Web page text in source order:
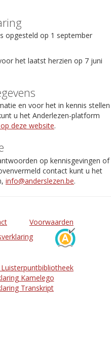
opgesteld op 1 september
het laatst herzien op 7 juni
en voor het in kennis stellen
u het Anderlezen-platform
deze website.
op kennisgevingen of
contact kunt u het
info@anderslezen.be.
Voorwaarden
Kamelego
Transkript